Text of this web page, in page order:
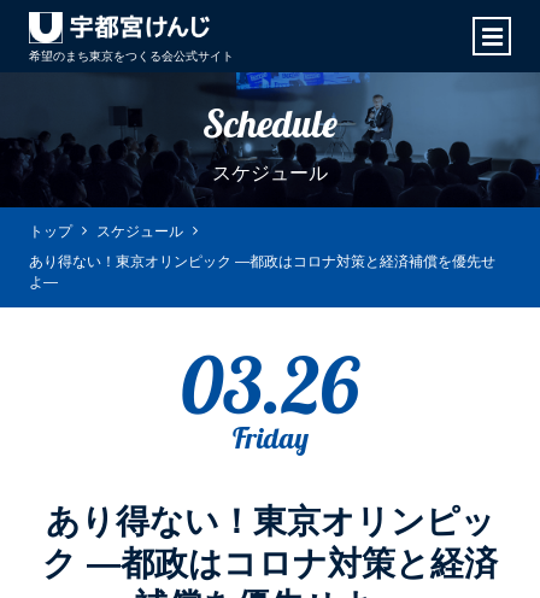
希望のまち東京をつくる会公式サイト
Schedule
スケジュール
トップ
スケジュール
あり得ない！東京オリンピック ―都政はコロナ対策と経済補償を優先せ
よ―
03.26
Friday
あり得ない！東京オリンピッ
ク ―都政はコロナ対策と経済